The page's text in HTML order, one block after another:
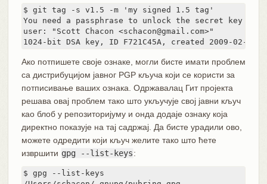
$ git tag -s v1.5 -m 'my signed 1.5 tag'
You need a passphrase to unlock the secret key for
user: "Scott Chacon <schacon@gmail.com>"
1024-bit DSA key, ID F721C45A, created 2009-02-09
Ако потпишете своје ознаке, могли бисте имати проблем
са дистрибуцијом јавног PGP кључа који се користи за
потписивање ваших ознака. Одржавалац Гит пројекта
решава овај проблем тако што укључује свој јавни кључ
као блоб у репозиторијуму и онда додаје ознаку која
директно показује на тај садржај. Да бисте урадили ово,
можете одредити који кључ желите тако што ћете
извршити gpg --list-keys:
$ gpg --list-keys